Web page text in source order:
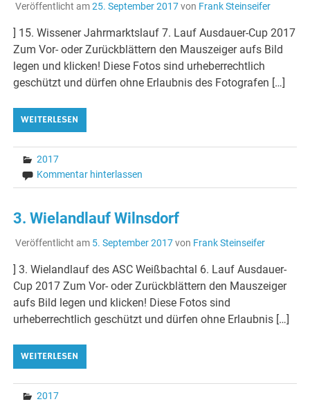
Veröffentlicht am25. September 2017von Frank Steinseifer
] 15. Wissener Jahrmarktslauf 7. Lauf Ausdauer-Cup 2017
Zum Vor- oder Zurückblättern den Mauszeiger aufs Bild
legen und klicken! Diese Fotos sind urheberrechtlich
geschützt und dürfen ohne Erlaubnis des Fotografen […]
WEITERLESEN
2017
Kommentar hinterlassen
3. Wielandlauf Wilnsdorf
Veröffentlicht am 5. September 2017von Frank Steinseifer
] 3. Wielandlauf des ASC Weißbachtal 6. Lauf Ausdauer-
Cup 2017 Zum Vor- oder Zurückblättern den Mauszeiger
aufs Bild legen und klicken! Diese Fotos sind
urheberrechtlich geschützt und dürfen ohne Erlaubnis […]
WEITERLESEN
2017